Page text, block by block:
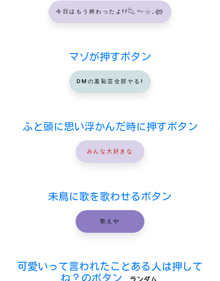
今日はもう終わったよ!!𓆡𓆜𓇼𓈒𓆉
マゾが押すボタン
DMの羞恥芸全部ヤる!
ふと頭に思い浮かんだ時に押すボタン
みんな大好きな
未鳥に歌を歌わせるボタン
歌えや
可愛いって言われたことある人は押して
ね？のボタン